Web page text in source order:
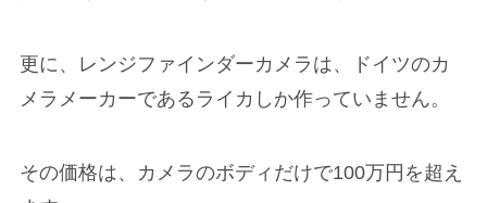
更に、レンジファインダーカメラは、ドイツのカ
メラメーカーであるライカしか作っていません。
その価格は、カメラのボディだけで100万円を超え